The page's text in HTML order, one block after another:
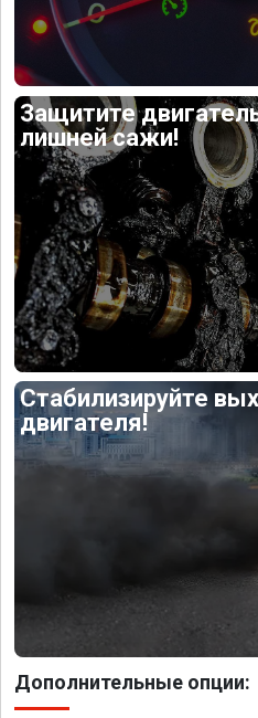
Защитите
лишней сажи!
Стабилизируйте
двигателя!
Дополнительные опции: